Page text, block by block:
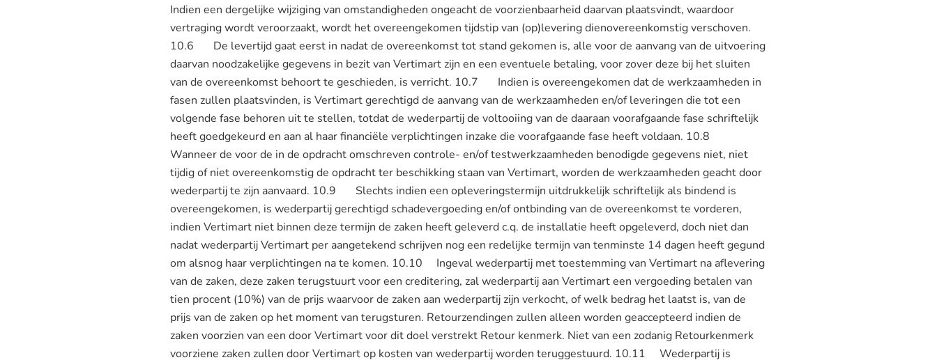
Indien een dergelijke wijziging van omstandigheden ongeacht de voorzienbaarheid daarvan plaatsvindt, waardoor
vertraging wordt veroorzaakt, wordt het overeengekomen tijdstip van (op)levering dienovereenkomstig verschoven.
10.6 De levertijd gaat eerst in nadat de overeenkomst tot stand gekomen is, alle voor de aanvang van de uitvoering
daarvan noodzakelijke gegevens in bezit van Vertimart zijn en een eventuele betaling, voor zover deze bij het sluiten
van de overeenkomst behoort te geschieden, is verricht. 10.7 Indien is overeengekomen dat de werkzaamheden in
fasen zullen plaatsvinden, is Vertimart gerechtigd de aanvang van de werkzaamheden en/of leveringen die tot een
volgende fase behoren uit te stellen, totdat de wederpartij de voltooiing van de daaraan voorafgaande fase schriftelijk
heeft goedgekeurd en aan al haar financiële verplichtingen inzake die voorafgaande fase heeft voldaan. 10.8
Wanneer de voor de in de opdracht omschreven controle- en/of testwerkzaamheden benodigde gegevens niet, niet
tijdig of niet overeenkomstig de opdracht ter beschikking staan van Vertimart, worden de werkzaamheden geacht door
wederpartij te zijn aanvaard. 10.9 Slechts indien een opleveringstermijn uitdrukkelijk schriftelijk als bindend is
overeengekomen, is wederpartij gerechtigd schadevergoeding en/of ontbinding van de overeenkomst te vorderen,
indien Vertimart niet binnen deze termijn de zaken heeft geleverd c.q. de installatie heeft opgeleverd, doch niet dan
nadat wederpartij Vertimart per aangetekend schrijven nog een redelijke termijn van tenminste 14 dagen heeft gegund
om alsnog haar verplichtingen na te komen. 10.10 Ingeval wederpartij met toestemming van Vertimart na aflevering
van de zaken, deze zaken terugstuurt voor een creditering, zal wederpartij aan Vertimart een vergoeding betalen van
tien procent (10%) van de prijs waarvoor de zaken aan wederpartij zijn verkocht, of welk bedrag het laatst is, van de
prijs van de zaken op het moment van terugsturen. Retourzendingen zullen alleen worden geaccepteerd indien de
zaken voorzien van een door Vertimart voor dit doel verstrekt Retour kenmerk. Niet van een zodanig Retourkenmerk
voorziene zaken zullen door Vertimart op kosten van wederpartij worden teruggestuurd. 10.11 Wederpartij is